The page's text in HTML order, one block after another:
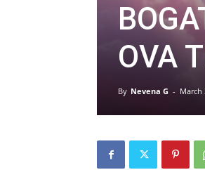
OVA
By Nevena G - March